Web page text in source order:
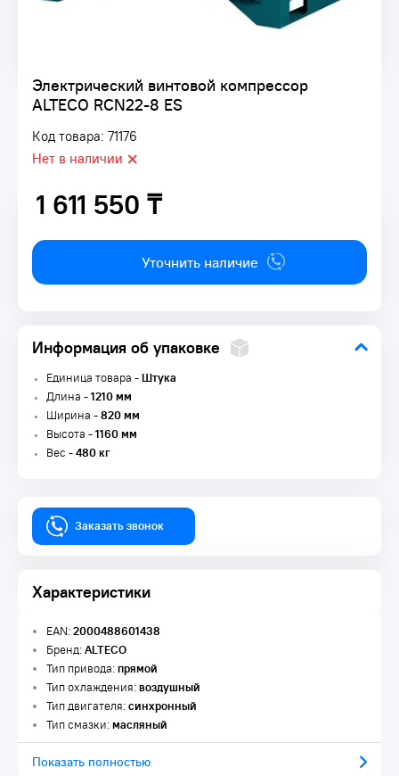
Электрический винтовой компрессор
ALTECO RCN22-8 ES
Код товара: 71176
Нет в наличии
1 611 550 ₸
1 611 550 ₸
Уточнить наличие
Информация об упаковке
Единица товара -Штука
Длина -1210 мм
Ширина -820 мм
Высота -1160 мм
Вес -480 кг
Заказать звонок
Характеристики
EAN:2000488601438
Бренд:ALTECO
Тип привода:прямой
Тип охлаждения:воздушный
Тип двигателя:синхронный
Тип смазки:масляный
Показать полностью